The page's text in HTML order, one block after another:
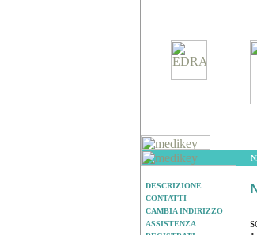
DESCRIZIONE
CONTATTI
CAMBIA INDIRIZZO
ASSISTENZA